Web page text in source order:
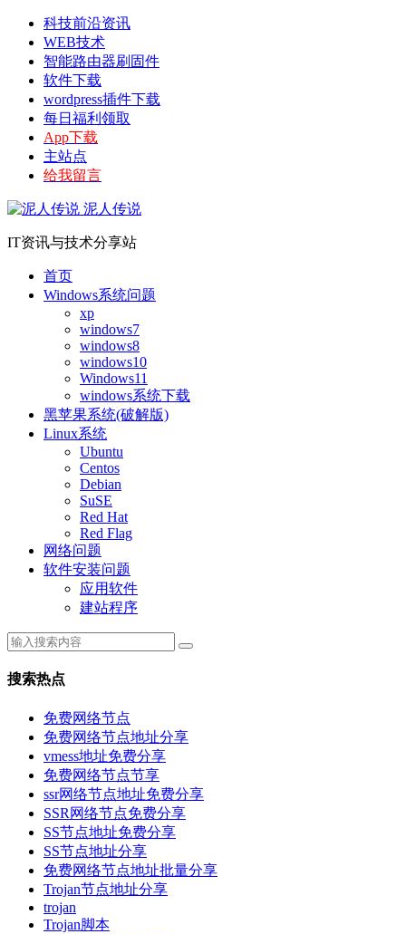
科技前沿资讯
WEB技术
智能路由器刷固件
软件下载
wordpress插件下载
每日福利领取
App下载
主站点
给我留言
泥人传说
IT资讯与技术分享站
首页
Windows系统问题
xp
windows7
windows8
windows10
Windows11
windows系统下载
黑苹果系统(破解版)
Linux系统
Ubuntu
Centos
Debian
SuSE
Red Hat
Red Flag
网络问题
软件安装问题
应用软件
建站程序
搜索热点
免费网络节点
免费网络节点地址分享
vmess地址免费分享
免费网络节点节享
ssr网络节点地址免费分享
SSR网络节点免费分享
SS节点地址免费分享
SS节点地址分享
免费网络节点地址批量分享
Trojan节点地址分享
trojan
Trojan脚本